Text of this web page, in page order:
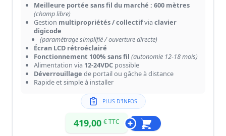
Meilleure portée sans fil du marché : 600 mètres
(champ libre)
Gestion multipropriétés / collectifvia clavier
digicode
(paramétrage simplifié / ouverture directe)
Écran LCD rétroéclairé
Fonctionnement 100% sans fil (autonomie 12-18 mois)
Alimentation via 12-24VDC possible
Déverrouillage de portail ou gâche à distance
Rapide et simple à installer
PLUS D'INFOS
419,00 € TTC